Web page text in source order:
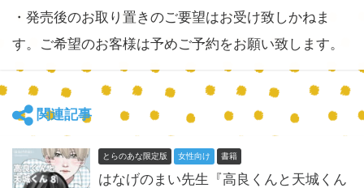
・発売後のお取り置きのご要望はお受け致しかねま
す。ご希望のお客様は予めご予約をお願い致します。
関連記事
とらのあな限定版 女性向け 書籍
はなげのまい先生『高良くんと天城くん